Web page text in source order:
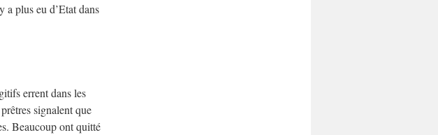
a plus eu d’Etat dans
errent dans les
signalent que
Beaucoup ont quitté